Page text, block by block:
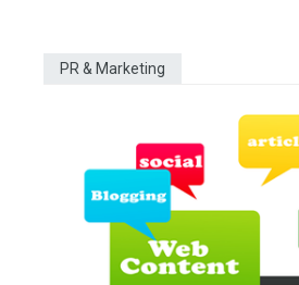
PR & Marketing